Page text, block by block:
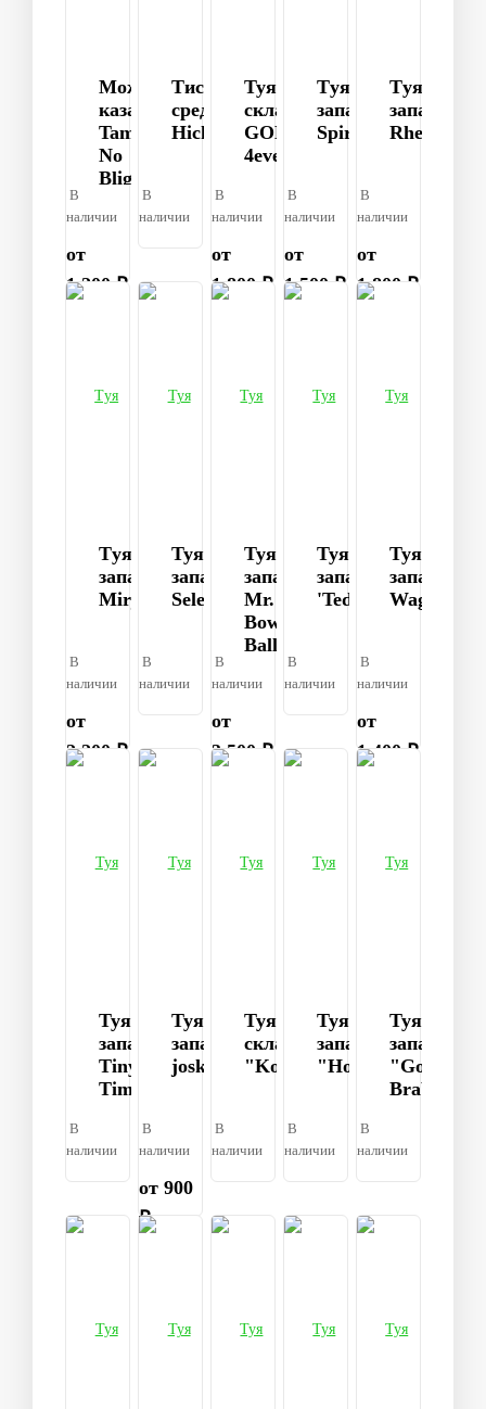
Можжевельник
казатский
Tam
No
Blight
В
наличии
от
1 200 ₽
Тис
средний
Hicksii
В
наличии
Туя
складчатая
GOLDY
4ever
В
наличии
от
1 800 ₽
Tуя
западная
Spiralis
В
наличии
от
1 500 ₽
Tуя
западная
Rheingold
В
наличии
от
1 800 ₽
Tуя
западная
Mirjam
В
наличии
от
2 200 ₽
Туя
западная
Selena
В
наличии
Туя
западная
Mr.
Bowling
Ball
В
наличии
от
3 500 ₽
Туя
западная
'Teddy'
В
наличии
Туя
западная
Wagneri
В
наличии
от
1 400 ₽
Туя
западная
Tiny
Tim
В
наличии
Туя
западная
joska
В
наличии
от 900
₽
Туя
складчатая
"Kornik"
В
наличии
Туя
западная
"Holmstrup"
В
наличии
Туя
западная
"Golden
Brabant"
В
наличии